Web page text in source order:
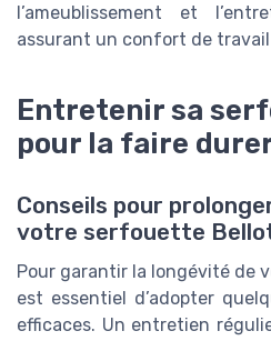
l’ameublissement et
assurant un confort de
Entretenir sa
pour la faire
Conseils pour
votre serfouette
Pour garantir la longévité de
est essentiel d’adopter
efficaces. Un entretien